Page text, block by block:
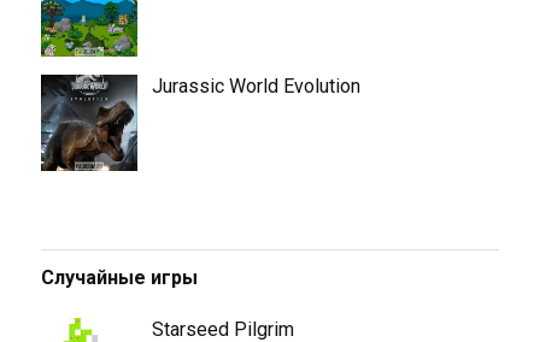
Jurassic World Evolution
Случайные игры
Starseed Pilgrim